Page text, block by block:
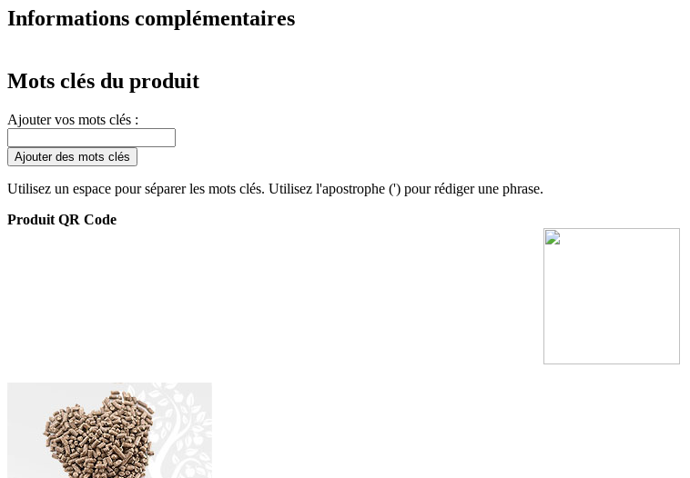
Informations complémentaires
Mots clés du produit
Ajouter vos mots clés :
Ajouter des mots clés
Utilisez un espace pour séparer les mots clés. Utilisez l'apostrophe (') pour rédiger une phrase.
Produit QR Code